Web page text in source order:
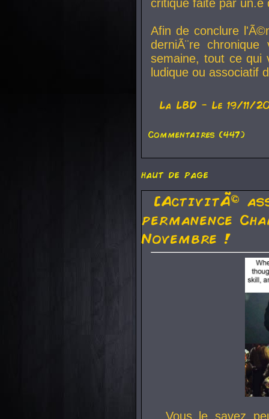
critique faite par
Afin de conclure
derniÃ¨re
semaine, tout ce qui
ludique ou associatif
La LBD - Le 19/11/
Commentaires (447)
haut de page
[ActivitÃ©
permanence
Novembre !
Vous le savez